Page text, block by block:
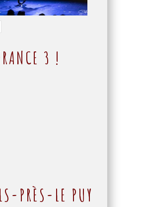
3 !
PRÈS-LE PUY